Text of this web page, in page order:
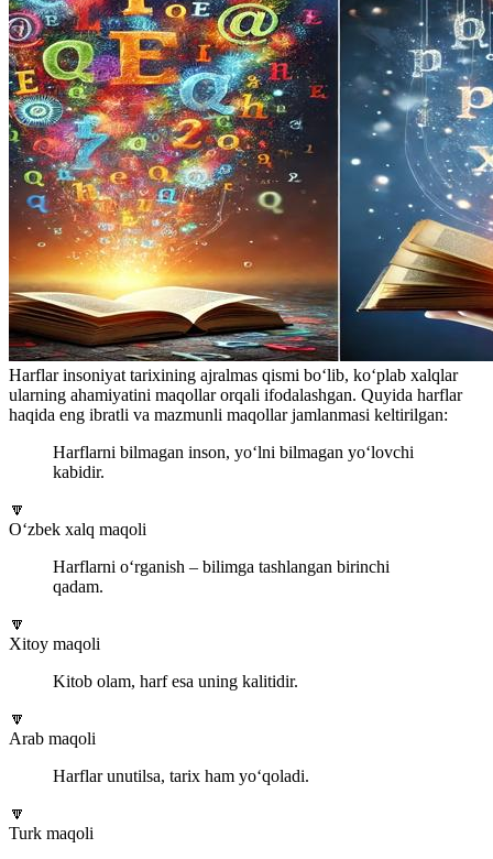
Harflar insoniyat tarixining ajralmas qismi bo‘lib, ko‘plab xalqlar
ularning ahamiyatini maqollar orqali ifodalashgan. Quyida harflar
haqida eng ibratli va mazmunli maqollar jamlanmasi keltirilgan:
Harflarni bilmagan inson, yo‘lni bilmagan yo‘lovchi
kabidir.
🔽
O‘zbek xalq maqoli
Harflarni o‘rganish – bilimga tashlangan birinchi
qadam.
🔽
Xitoy maqoli
Kitob olam, harf esa uning kalitidir.
🔽
Arab maqoli
Harflar unutilsa, tarix ham yo‘qoladi.
🔽
Turk maqoli